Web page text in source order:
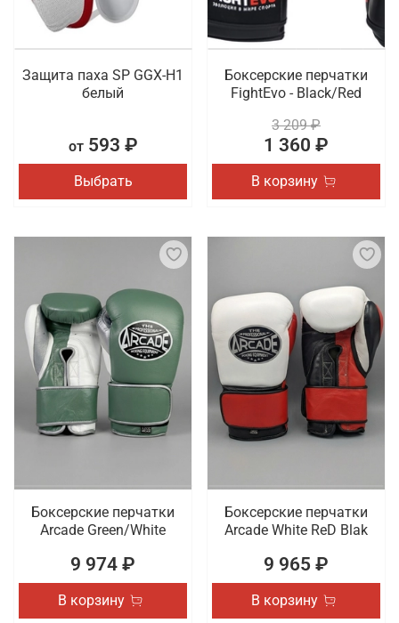
Защита паха SP GGX-H1
белый
от593 ₽
Выбрать
Боксерские перчатки
FightEvo - Black/Red
3 209 ₽
1 360 ₽
В корзину
Боксерские перчатки
Arcade Green/White
9 974 ₽
В корзину
Боксерские перчатки
Arcade White ReD Blak
9 965 ₽
В корзину